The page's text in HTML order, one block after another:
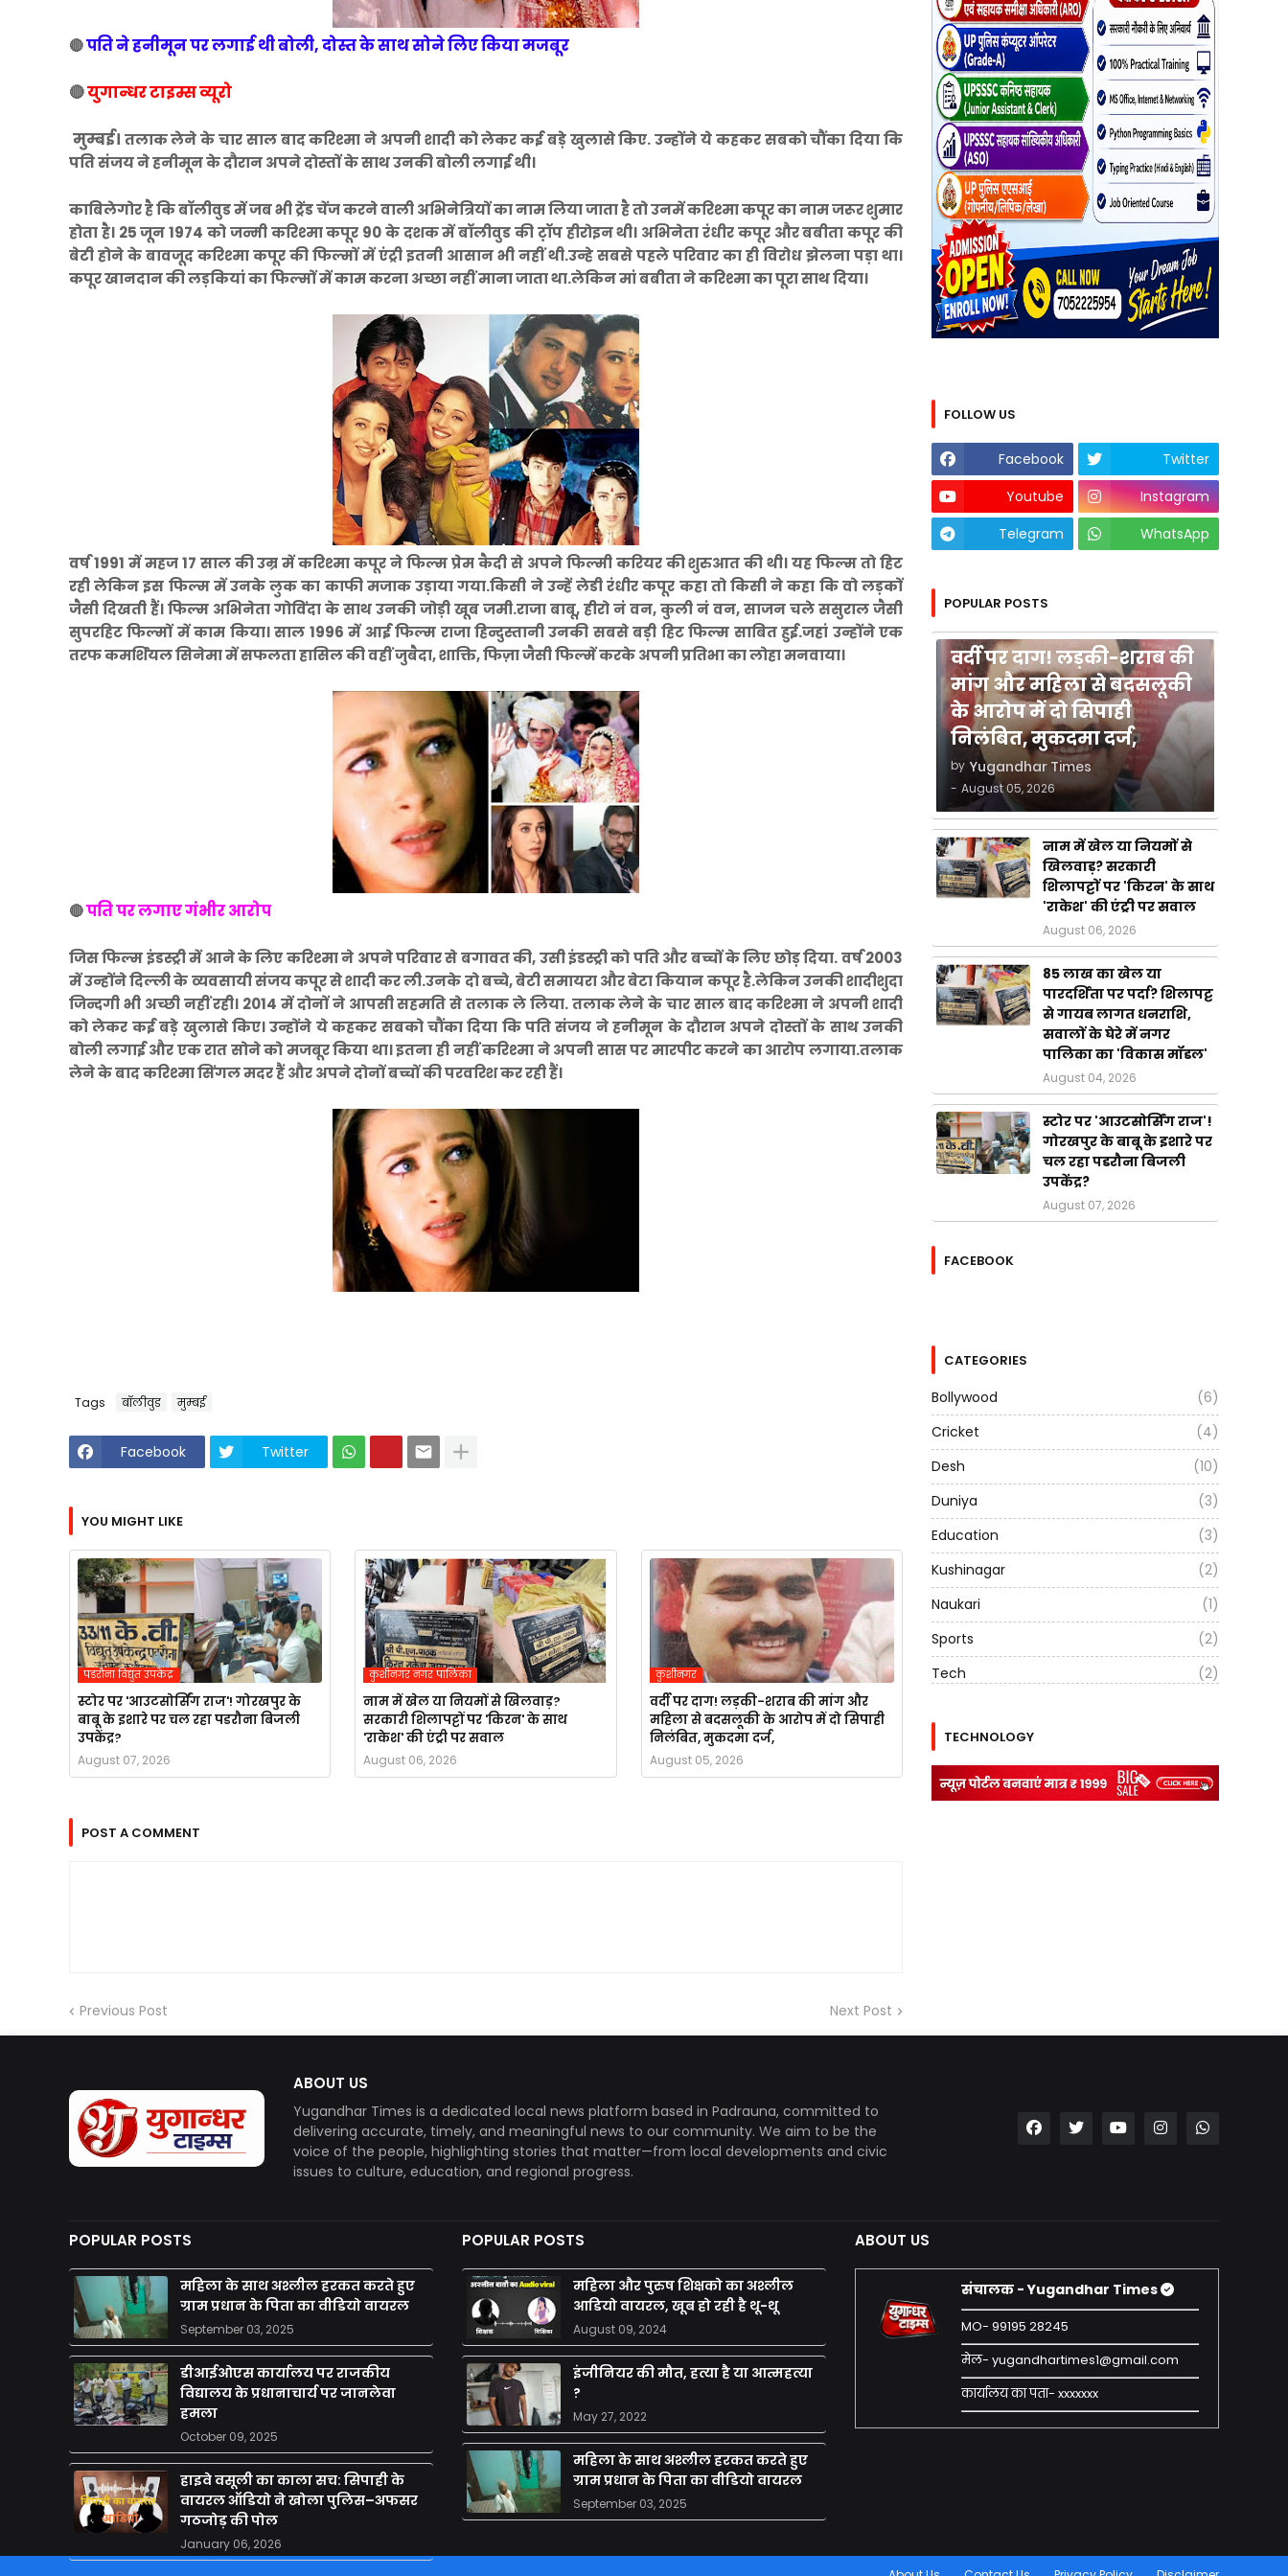
🔴पति ने हनीमून पर लगाई थी बोली, दोस्त के साथ सोने लिए किया मजबूर
🔴युगान्धर टाइम्स व्यूरो
मुम्बई। तलाक लेने के चार साल बाद करिश्मा ने अपनी शादी को लेकर कई बड़े खुलासे किए. उन्होंने ये कहकर सबको चौंका दिया कि
पति संजय ने हनीमून के दौरान अपने दोस्तों के साथ उनकी बोली लगाई थी।
काबिलेगोर है कि बॉलीवुड में जब भी ट्रेंड चेंज करने वाली अभिनेत्रियों का नाम लिया जाता है तो उनमें करिश्मा कपूर का नाम जरूर शुमार
होता है। 25 जून 1974 को जन्मी करिश्मा कपूर 90 के दशक में बॉलीवुड की ट़ॉप हीरोइन थी। अभिनेता रंधीर कपूर और बबीता कपूर की
बेटी होने के बावजूद करिश्मा कपूर की फिल्मों में एंट्री इतनी आसान भी नहीं थी.उन्हे सबसे पहले परिवार का ही विरोध झेलना पड़ा था।
कपूर खानदान की लड़कियां का फिल्मों में काम करना अच्छा नहीं माना जाता था.लेकिन मां बबीता ने करिश्मा का पूरा साथ दिया।
वर्ष 1991 में महज 17 साल की उम्र में करिश्मा कपूर ने फिल्म प्रेम कैदी से अपने फिल्मी करियर की शुरुआत की थी। यह फिल्म तो हिट
रही लेकिन इस फिल्म में उनके लुक का काफी मजाक उड़ाया गया.किसी ने उन्हें लेडी रंधीर कपूर कहा तो किसी ने कहा कि वो लड़कों
जैसी दिखती हैं। फिल्म अभिनेता गोविंदा के साथ उनकी जोड़ी खूब जमी.राजा बाबू, हीरो नं वन, कुली नं वन, साजन चले ससुराल जैसी
सुपरहिट फिल्मों में काम किया। साल 1996 में आई फिल्म राजा हिन्दुस्तानी उनकी सबसे बड़ी हिट फिल्म साबित हुई.जहां उन्होंने एक
तरफ कमर्शियल सिनेमा में सफलता हासिल की वहीं जुबैदा, शाक्ति, फिज़ा जैसी फिल्में करके अपनी प्रतिभा का लोहा मनवाया।
🔴पति पर लगाए गंभीर आरोप
जिस फिल्म इंडस्ट्री में आने के लिए करिश्मा ने अपने परिवार से बगावत की, उसी इंडस्ट्री को पति और बच्चों के लिए छोड़ दिया. वर्ष 2003
में उन्होंने दिल्ली के व्यवसायी संजय कपूर से शादी कर ली.उनके दो बच्चे, बेटी समायरा और बेटा कियान कपूर है.लेकिन उनकी शादीशुदा
जिन्दगी भी अच्छी नहीं रही। 2014 में दोनों ने आपसी सहमति से तलाक ले लिया. तलाक लेने के चार साल बाद करिश्मा ने अपनी शादी
को लेकर कई बड़े खुलासे किए। उन्होंने ये कहकर सबको चौंका दिया कि पति संजय ने हनीमून के दौरान अपने दोस्तों के साथ उनकी
बोली लगाई और एक रात सोने को मजबूर किया था। इतना ही नहीं करिश्मा ने अपनी सास पर मारपीट करने का आरोप लगाया.तलाक
लेने के बाद करिश्मा सिंगल मदर हैं और अपने दोनों बच्चों की परवरिश कर रही हैं।
Tags बॉलीवुड मुम्बई
Facebook Twitter
YOU MIGHT LIKE
पडरौना विद्युत उपकेंद्र
स्टोर पर 'आउटसोर्सिंग राज'! गोरखपुर के
बाबू के इशारे पर चल रहा पडरौना बिजली
उपकेंद्र?
August 07, 2026
कुशीनगर नगर पालिका
नाम में खेल या नियमों से खिलवाड़?
सरकारी शिलापट्टों पर 'किरन' के साथ
'राकेश' की एंट्री पर सवाल
August 06, 2026
कुशीनगर
वर्दी पर दाग! लड़की-शराब की मांग और
महिला से बदसलूकी के आरोप में दो सिपाही
निलंबित, मुकदमा दर्ज,
August 05, 2026
POST A COMMENT
Previous Post Next Post
FOLLOW US
Facebook
Twitter
Youtube
Instagram
Telegram
WhatsApp
POPULAR POSTS
वर्दी पर दाग! लड़की-शराब की
मांग और महिला से बदसलूकी
के आरोप में दो सिपाही
निलंबित, मुकदमा दर्ज,
by Yugandhar Times
- August 05, 2026
नाम में खेल या नियमों से
खिलवाड़? सरकारी
शिलापट्टों पर 'किरन' के साथ
'राकेश' की एंट्री पर सवाल
August 06, 2026
85 लाख का खेल या
पारदर्शिता पर पर्दा? शिलापट्ट
से गायब लागत धनराशि,
सवालों के घेरे में नगर
पालिका का 'विकास मॉडल'
August 04, 2026
स्टोर पर 'आउटसोर्सिंग राज'!
गोरखपुर के बाबू के इशारे पर
चल रहा पडरौना बिजली
उपकेंद्र?
August 07, 2026
FACEBOOK
CATEGORIES
Bollywood
(6)
Cricket
(4)
Desh
(10)
Duniya
(3)
Education
(3)
Kushinagar
(2)
Naukari
(1)
Sports
(2)
Tech
(2)
TECHNOLOGY
ABOUT US
Yugandhar Times is a dedicated local news platform based in Padrauna, committed to
delivering accurate, timely, and meaningful news to our community. We aim to be the
voice of the people, highlighting stories that matter—from local developments and civic
issues to culture, education, and regional progress.
POPULAR POSTS
महिला के साथ अश्लील हरकत करते हुए
ग्राम प्रधान के पिता का वीडियो वायरल
September 03, 2025
डीआईओएस कार्यालय पर राजकीय
विद्यालय के प्रधानाचार्य पर जानलेवा
हमला
October 09, 2025
हाइवे वसूली का काला सच: सिपाही के
वायरल ऑडियो ने खोला पुलिस–अफसर
गठजोड़ की पोल
January 06, 2026
POPULAR POSTS
महिला और पुरुष शिक्षको का अश्लील
आडियो वायरल, खूब हो रही है थू-थू
August 09, 2024
इंजीनियर की मौत, हत्या है या आत्महत्या
?
May 27, 2022
महिला के साथ अश्लील हरकत करते हुए
ग्राम प्रधान के पिता का वीडियो वायरल
September 03, 2025
ABOUT US
संचालक - Yugandhar Times
MO- 99195 28245
मेल- yugandhartimes1@gmail.com
कार्यालय का पता- xxxxxxx